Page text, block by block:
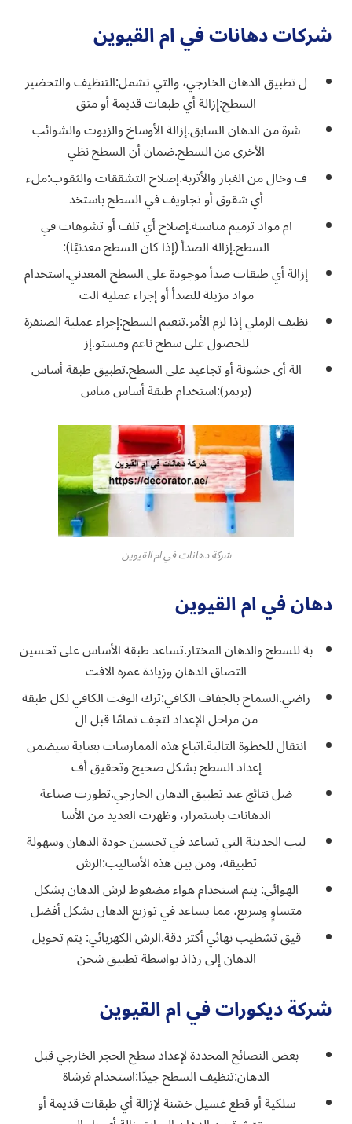
شركات دهانات في ام القيوين
ل تطبيق الدهان الخارجي، والتي تشمل:التنظيف والتحضير
السطح:إزالة أي طبقات قديمة أو متق
شرة من الدهان السابق.إزالة الأوساخ والزيوت والشوائب
الأخرى من السطح.ضمان أن السطح نظي
ف وخال من الغبار والأتربة.إصلاح التشققات والثقوب:ملء
أي شقوق أو تجاويف في السطح باستخد
ام مواد ترميم مناسبة.إصلاح أي تلف أو تشوهات في
السطح.إزالة الصدأ (إذا كان السطح معدنيًا):
إزالة أي طبقات صدأ موجودة على السطح المعدني.استخدام
مواد مزيلة للصدأ أو إجراء عملية الت
نظيف الرملي إذا لزم الأمر.تنعيم السطح:إجراء عملية الصنفرة
للحصول على سطح ناعم ومستو.إز
الة أي خشونة أو تجاعيد على السطح.تطبيق طبقة أساس
(بريمر):استخدام طبقة أساس مناس
شركة دهانات في ام القيوين
دهان في ام القيوين
بة للسطح والدهان المختار.تساعد طبقة الأساس على تحسين
التصاق الدهان وزيادة عمره الافت
راضي.السماح بالجفاف الكافي:ترك الوقت الكافي لكل طبقة
من مراحل الإعداد لتجف تمامًا قبل ال
انتقال للخطوة التالية.اتباع هذه الممارسات بعناية سيضمن
إعداد السطح بشكل صحيح وتحقيق أف
ضل نتائج عند تطبيق الدهان الخارجي.تطورت صناعة
الدهانات باستمرار، وظهرت العديد من الأسا
ليب الحديثة التي تساعد في تحسين جودة الدهان وسهولة
تطبيقه، ومن بين هذه الأساليب:الرش
الهوائي: يتم استخدام هواء مضغوط لرش الدهان بشكل
متساوٍ وسريع، مما يساعد في توزيع الدهان بشكل أفضل
قيق تشطيب نهائي أكثر دقة.الرش الكهربائي: يتم تحويل
الدهان إلى رذاذ بواسطة تطبيق شحن
شركة ديكورات في ام القيوين
بعض النصائح المحددة لإعداد سطح الحجر الخارجي قبل
الدهان:تنظيف السطح جيدًا:استخدام فرشاة
سلكية أو قطع غسيل خشنة لإزالة أي طبقات قديمة أو